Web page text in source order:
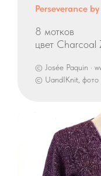
Perseverance
8 мотков
цвет Charcoal
© Josée Paquin ·
© UandIKnit, фото